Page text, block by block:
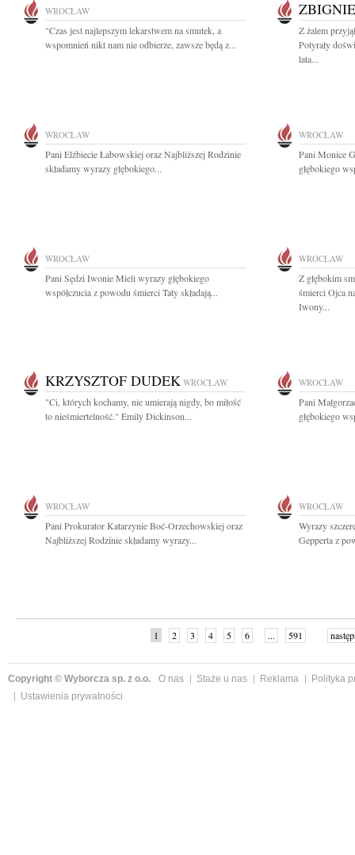
WROCŁAW
"Czas jest najlepszym lekarstwem na smutek, a
wspomnień nikt nam nie odbierze, zawsze będą z...
Z żalem
Potyrały
lata...
WROCŁAW
Pani Elżbiecie Łabowskiej oraz Najbliższej Rodzinie
składamy wyrazy głębokiego...
WROCŁAW
Pani Monice
głębokiego
WROCŁAW
Pani Sędzi Iwonie Mieli wyrazy głębokiego
współczucia z powodu śmierci Taty składają...
WROCŁAW
Z głębokim
śmierci Ojca
Iwony...
KRZYSZTOF DUDEK WROCŁAW
"Ci, których kochamy, nie umierają nigdy, bo miłość
to nieśmiertelność." Emily Dickinson...
WROCŁAW
Pani
głębokiego
WROCŁAW
Pani Prokurator Katarzynie Boć-Orzechowskiej oraz
Najbliższej Rodzinie składamy wyrazy...
WROCŁAW
Wyrazy
Gepperta z
1 2 3 4 5 6 ... 591
Copyright © Wyborcza sp. z o.o. O nas Staże u nas Reklama
Polityka
Ustawienia prywatności